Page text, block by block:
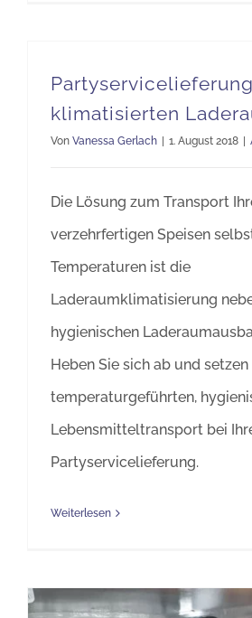
klimatisierten
Von Vanessa Gerlach 1. August 2018
Die Lösung zum Transport
verzehrfertigen Speisen
Temperaturen ist die
Laderaumklimatisierung
hygienischen
Heben Sie sich ab und
temperaturgeführten,
Lebensmitteltransport bei
Partyservicelieferung.
Weiterlesen